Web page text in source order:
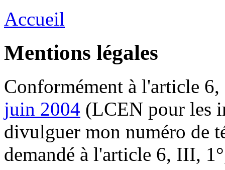
Accueil
Mentions légales
Conformément à l'article
juin 2004 (LCEN pour les
divulguer mon numéro de
demandé à l'article 6, III,